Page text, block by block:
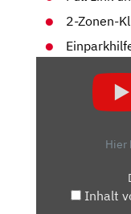
2-Zonen-
Hier
Inhalt